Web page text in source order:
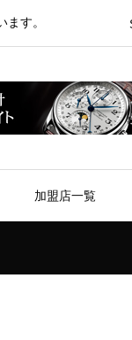
す。
加盟店一覧